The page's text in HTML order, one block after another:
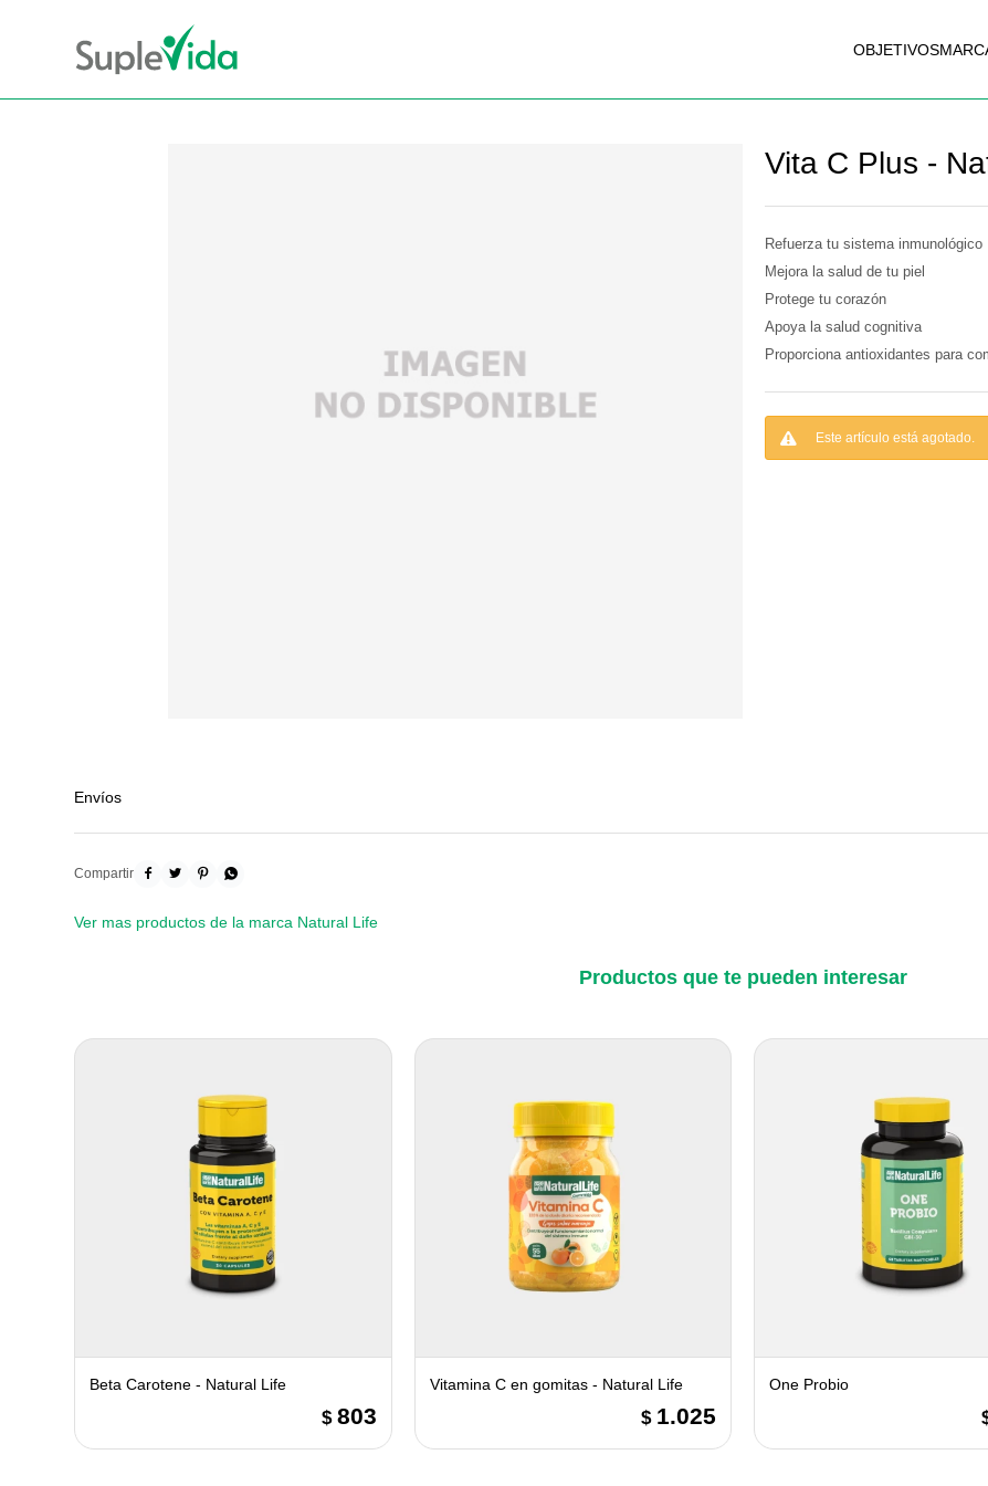
OBJETIVOS
Vita C Plus -
Refuerza tu sistema inmunológico
Mejora la salud de tu piel
Protege tu corazón
Apoya la salud cognitiva
Proporciona antioxidantes para
Este artículo está agotado.
Envíos
   
Ver mas productos de la marca Natural Life
Productos que te pueden interesar
Beta Carotene - Natural Life
$ 803
Vitamina C en gomitas - Natural Life
$ 1.025
One Probio